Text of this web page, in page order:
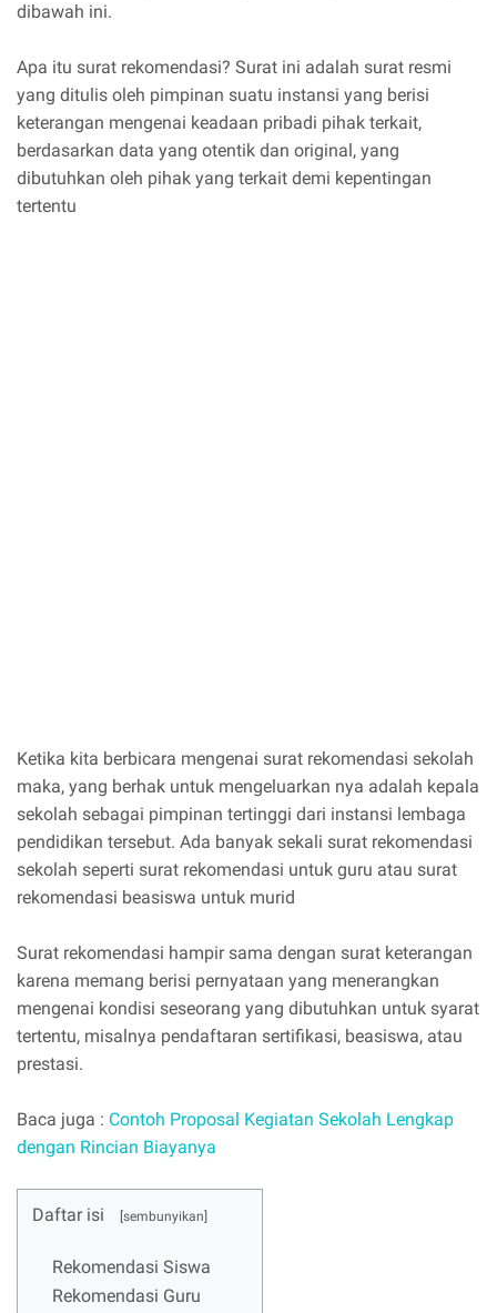
dibawah ini.
Apa itu surat rekomendasi? Surat ini adalah surat resmi
yang ditulis oleh pimpinan suatu instansi yang berisi
keterangan mengenai keadaan pribadi pihak terkait,
berdasarkan data yang otentik dan original, yang
dibutuhkan oleh pihak yang terkait demi kepentingan
tertentu
Ketika kita berbicara mengenai surat rekomendasi sekolah
maka, yang berhak untuk mengeluarkan nya adalah kepala
sekolah sebagai pimpinan tertinggi dari instansi lembaga
pendidikan tersebut. Ada banyak sekali surat rekomendasi
sekolah seperti surat rekomendasi untuk guru atau surat
rekomendasi beasiswa untuk murid
Surat rekomendasi hampir sama dengan surat keterangan
karena memang berisi pernyataan yang menerangkan
mengenai kondisi seseorang yang dibutuhkan untuk syarat
tertentu, misalnya pendaftaran sertifikasi, beasiswa, atau
prestasi.
Baca juga : Contoh Proposal Kegiatan Sekolah Lengkap
dengan Rincian Biayanya
Daftar isi
Rekomendasi Siswa
Rekomendasi Guru